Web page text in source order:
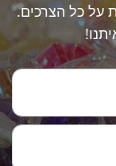
על כל הצרכים.